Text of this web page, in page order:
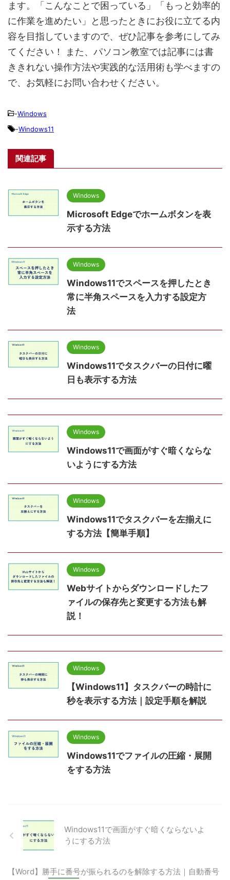
ます。「こんなことで困っている」「もっと効率的
に作業を進めたい」と思ったときにお役に立てる内
容を目指していますので、ぜひ記事を参考にしてみ
てください！ また、パソコン教室では記事には書
ききれない操作方法や実践的な活用術も学べますの
で、お気軽にお問い合わせください。
-Windows
-Windows11
関連記事
Windows
Microsoft Edgeでホームボタンを表
示する方法
Windows
Windows11でスペースを押したとき
常に半角スペースを入力する設定方
法
Windows
Windows11でタスクバーの日付に曜
日も表示する方法
Windows
Windows11で画面がすぐ暗くならな
いようにする方法
Windows
Windows11でタスクバーを左揃えに
する方法【簡単手順】
Windows
Webサイトからダウンロードしたフ
ァイルの保存先と変更する方法も解
説！
Windows
【Windows11】タスクバーの時計に
秒を表示する方法｜設定手順を解説
Windows
Windows11でファイルの圧縮・展開
をする方法
Windows11で画面がすぐ暗くならないよ
うにする方法
【Word】勝手に番号が振られるのを解除する方法｜自動番号